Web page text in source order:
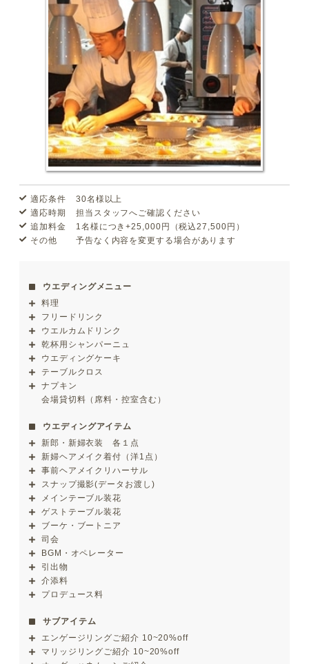
適応条件
30名様以上
適応時期
担当スタッフへご確認ください
追加料金
1名様につき+25,000円（税込27,500円）
その他
予告なく内容を変更する場合があります
ウエディングメニュー
料理
フリードリンク
ウエルカムドリンク
乾杯用シャンパーニュ
ウエディングケーキ
テーブルクロス
ナプキン
会場貸切料（席料・控室含む）
ウエディングアイテム
新郎・新婦衣装 各１点
新婦ヘアメイク着付（洋1点）
事前ヘアメイクリハーサル
スナップ撮影(データお渡し)
メインテーブル装花
ゲストテーブル装花
ブーケ・ブートニア
司会
BGM・オペレーター
引出物
介添料
プロデュース料
サブアイテム
エンゲージリングご紹介 10~20%off
マリッジリングご紹介 10~20%off